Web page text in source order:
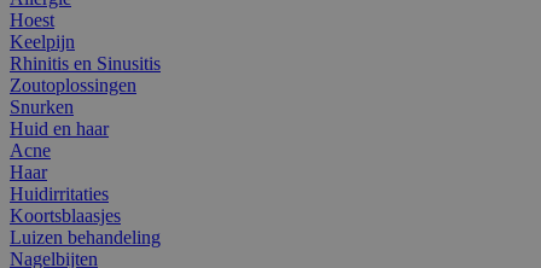
Hoest
Keelpijn
Rhinitis en Sinusitis
Zoutoplossingen
Snurken
Huid en haar
Acne
Haar
Huidirritaties
Koortsblaasjes
Luizen behandeling
Nagelbijten